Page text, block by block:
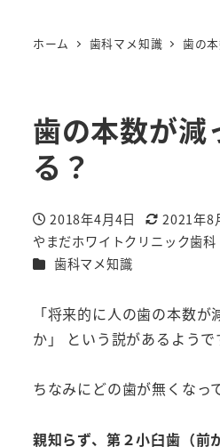
ホーム 歯科マメ知識 歯の
歯の本数が減
る？
投稿日
2018年4月4日
更新日
2021年8
著
者
やまだホワイトクリニック歯科
カテゴリー
歯科マメ知識
「将来的に人の歯の本数
か」 という説があるようで
ちなみにどの歯が無くな
親知らず、第２小臼歯（前